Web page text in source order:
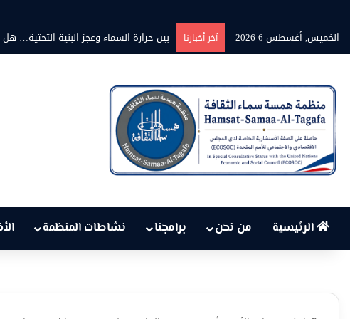
الخميس, أغسطس 6 2026
آخر أخبارنا برنامج” قلوب شاعرة” بين الشاعر محمد
الرئيسية من نحن برامجنا نشاطات المنظمة